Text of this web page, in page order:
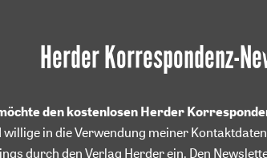
Herder Korrespondenz-
den kostenlosen Herder
willige in die Verwendung meiner
durch den Verlag Herder ein. Den